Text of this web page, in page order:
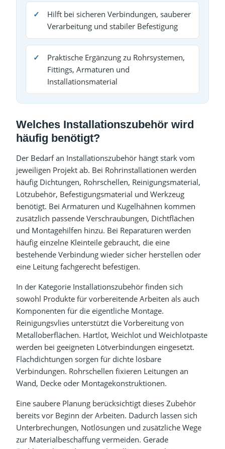
Hilft bei sicheren Verbindungen, sauberer
Verarbeitung und stabiler Befestigung
Praktische Ergänzung zu Rohrsystemen,
Fittings, Armaturen und
Installationsmaterial
Welches Installationszubehör wird
häufig benötigt?
Der Bedarf an Installationszubehör hängt stark vom
jeweiligen Projekt ab. Bei Rohrinstallationen werden
häufig Dichtungen, Rohrschellen, Reinigungsmaterial,
Lötzubehör, Befestigungsmaterial und Werkzeug
benötigt. Bei Armaturen und Kugelhähnen kommen
zusätzlich passende Verschraubungen, Dichtflächen
und Montagehilfen hinzu. Bei Reparaturen werden
häufig einzelne Kleinteile gebraucht, die eine
bestehende Verbindung wieder sicher herstellen oder
eine Leitung fachgerecht befestigen.
In der Kategorie Installationszubehör finden sich
sowohl Produkte für vorbereitende Arbeiten als auch
Komponenten für die eigentliche Montage.
Reinigungsvlies unterstützt die Vorbereitung von
Metalloberflächen. Hartlot, Weichlot und Weichlotpaste
werden bei geeigneten Lötverbindungen eingesetzt.
Flachdichtungen sorgen für dichte lösbare
Verbindungen. Rohrschellen fixieren Leitungen an
Wand, Decke oder Montagekonstruktionen.
Eine saubere Planung berücksichtigt dieses Zubehör
bereits vor Beginn der Arbeiten. Dadurch lassen sich
Unterbrechungen, Notlösungen und zusätzliche Wege
zur Materialbeschaffung vermeiden. Gerade